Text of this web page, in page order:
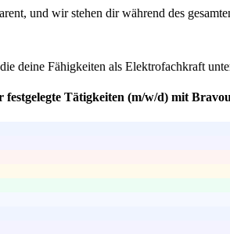
und wir stehen dir während des
deine Fähigkeiten als Elektrofachkraft
Tätigkeiten (m/w/d) mit